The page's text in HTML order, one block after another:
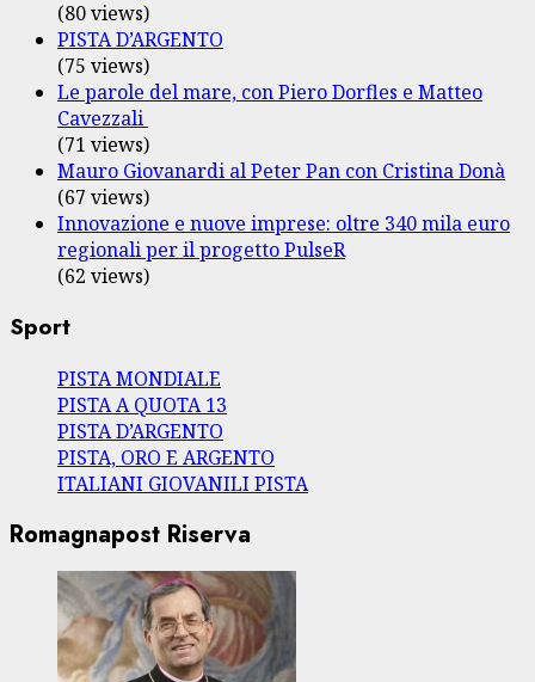
(80 views)
PISTA D’ARGENTO
(75 views)
Le parole del mare, con Piero Dorfles e Matteo
Cavezzali
(71 views)
Mauro Giovanardi al Peter Pan con Cristina Donà
(67 views)
Innovazione e nuove imprese: oltre 340 mila euro
regionali per il progetto PulseR
(62 views)
Sport
PISTA MONDIALE
PISTA A QUOTA 13
PISTA D’ARGENTO
PISTA, ORO E ARGENTO
ITALIANI GIOVANILI PISTA
Romagnapost Riserva